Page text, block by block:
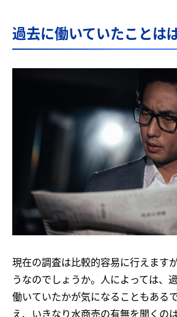
過去に働いていたことは
現在の調査は比較的容易に行えます
うなのでしょうか。人によっては、
働いていたかが気になることもある
え、いきなり水商売の有無を聞くの